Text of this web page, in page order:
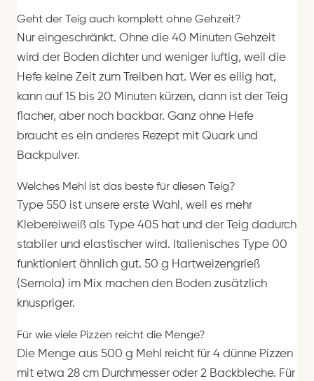
Geht der Teig auch komplett ohne Gehzeit?
Nur eingeschränkt. Ohne die 40 Minuten Gehzeit
wird der Boden dichter und weniger luftig, weil die
Hefe keine Zeit zum Treiben hat. Wer es eilig hat,
kann auf 15 bis 20 Minuten kürzen, dann ist der Teig
flacher, aber noch backbar. Ganz ohne Hefe
braucht es ein anderes Rezept mit Quark und
Backpulver.
Welches Mehl ist das beste für diesen Teig?
Type 550 ist unsere erste Wahl, weil es mehr
Klebereiweiß als Type 405 hat und der Teig dadurch
stabiler und elastischer wird. Italienisches Type 00
funktioniert ähnlich gut. 50 g Hartweizengrieß
(Semola) im Mix machen den Boden zusätzlich
knuspriger.
Für wie viele Pizzen reicht die Menge?
Die Menge aus 500 g Mehl reicht für 4 dünne Pizzen
mit etwa 28 cm Durchmesser oder 2 Backbleche. Für